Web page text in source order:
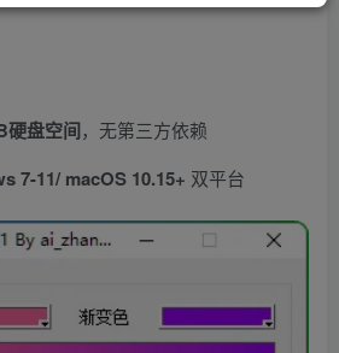
硬盘空间，无第三方依赖
7-11/ macOS 10.15+​ ​ 双平台